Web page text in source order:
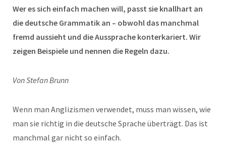
Wer es sich einfach machen will, passt sie knallhart an
die deutsche Grammatik an – obwohl das manchmal
fremd aussieht und die Aussprache konterkariert. Wir
zeigen Beispiele und nennen die Regeln dazu.
Von Stefan Brunn
Wenn man Anglizismen verwendet, muss man wissen, wie
man sie richtig in die deutsche Sprache überträgt. Das ist
manchmal gar nicht so einfach.